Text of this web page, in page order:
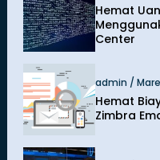
Hemat
Center
admin /
Hemat
Zimbra